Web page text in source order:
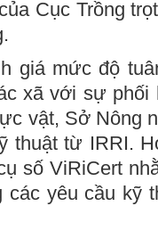
Cục Trồng
giá mức độ
xã với sự phối
vật, Sở Nông
thuật từ IRRI.
số ViRiCert
yêu cầu kỹ